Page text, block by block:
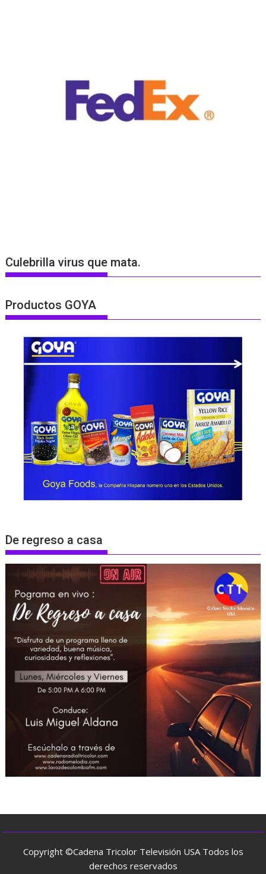
Culebrilla virus que mata.
Productos GOYA
De regreso a casa
Copyright ©Cadena Tricolor Televisión USA Todos los
derechos reservados